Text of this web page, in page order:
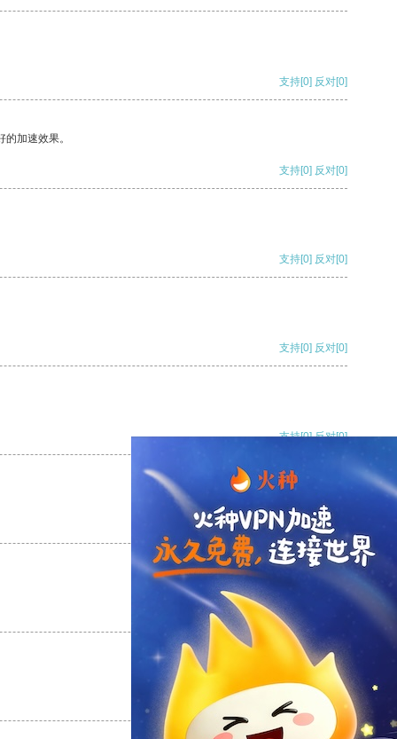
支持[0] 反对[0]
加速效果。
支持[0] 反对[0]
支持[0] 反对[0]
支持[0] 反对[0]
支持[0] 反对[0]
支持[0] 反对
支持
支持 反对 [0]